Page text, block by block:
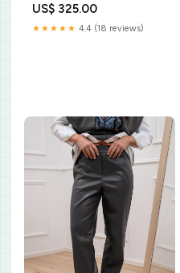
Clutch Modello_Punto (188)
(1999-2010)
US$ 325.00
★★★★★ 4.4 (18 reviews)